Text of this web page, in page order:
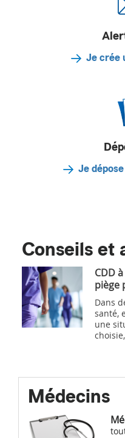
Je crée
Je
Conseils et
CDD
piège
Dans
santé,
une
Médecins